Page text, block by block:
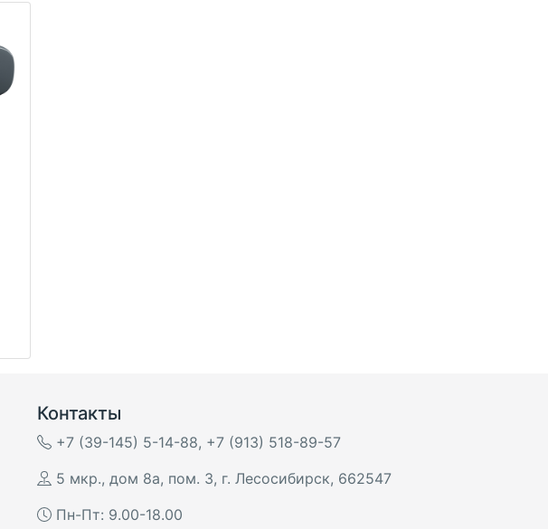
Контакты
+7 (39-145) 5-14-88, +7 (913) 518-89-57
5 мкр., дом 8а, пом. 3, г. Лесосибирск, 662547
Пн-Пт: 9.00-18.00